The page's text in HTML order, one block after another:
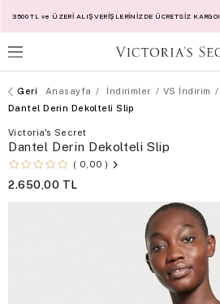
3500 TL ve ÜZERİ ALIŞVERİŞLERİNİZDE ÜCRETSİZ KARGO!
Anasayfa İndirimler VS İndirim
Dantel Derin Dekolteli Slip
Victoria's Secret
Dantel Derin Dekolteli Slip
0,00
2.650,00 TL